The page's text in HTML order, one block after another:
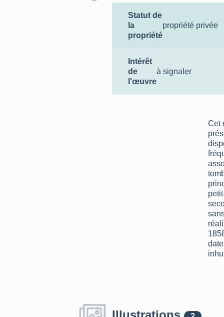
Statut de
la
propriété
propriété privée
Intérêt
de
l'œuvre
à signaler
Cet